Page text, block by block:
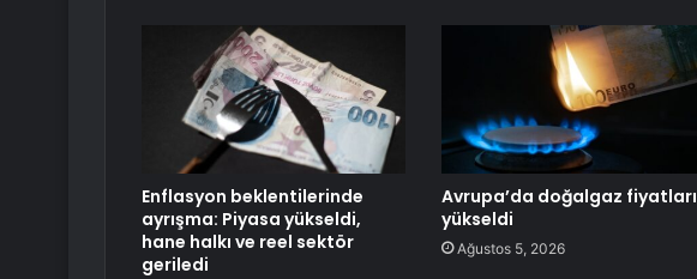
Enflasyon beklentilerinde
ayrışma: Piyasa yükseldi,
hane halkı ve reel sektör
geriledi
Avrupa’da doğalgaz fiyatları
yükseldi
Ağustos 5, 2026